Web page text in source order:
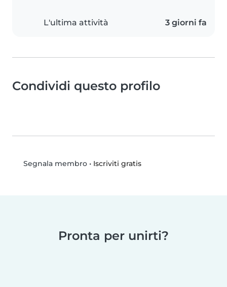
L'ultima attività 3 giorni fa
Condividi questo profilo
Segnala membro• Iscriviti gratis
Pronta per unirti?